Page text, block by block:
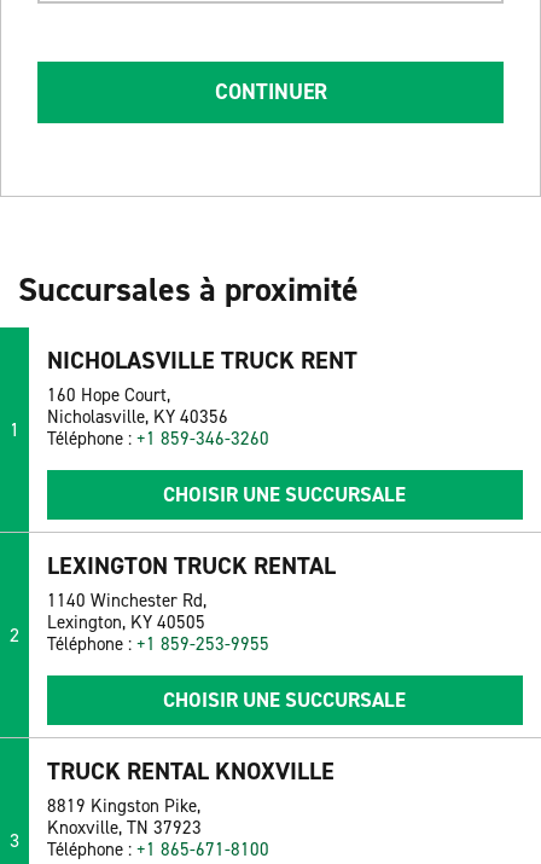
CONTINUER
Succursales à proximité
1
NICHOLASVILLE TRUCK RENT
160 Hope Court,
Nicholasville, KY 40356
Téléphone : +1 859-346-3260
CHOISIR UNE SUCCURSALE
2
LEXINGTON TRUCK RENTAL
1140 Winchester Rd,
Lexington, KY 40505
Téléphone : +1 859-253-9955
CHOISIR UNE SUCCURSALE
3
TRUCK RENTAL KNOXVILLE
8819 Kingston Pike,
Knoxville, TN 37923
Téléphone : +1 865-671-8100